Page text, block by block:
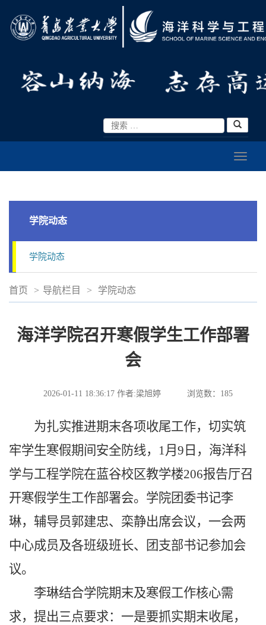
学院动态
学院动态
首页 > 导航栏目 > 学院动态
海洋学院召开寒假学生工作部署
会
2026-01-11 18:36:17 作者:梁旭婷 浏览数： 185
为扎实推进期末各项收尾工作，切实筑
牢学生寒假期间安全防线，1月9日，海洋科
学与工程学院在蓝谷校区教学楼206报告厅召
开寒假学生工作部署会。学院团委书记李
琳，辅导员郭建忠、栾静出席会议，一会两
中心成员及各班级班长、团支部书记参加会
议。
李琳结合学院期末及寒假工作核心需
求，提出三点要求：一是要抓实期末收尾，